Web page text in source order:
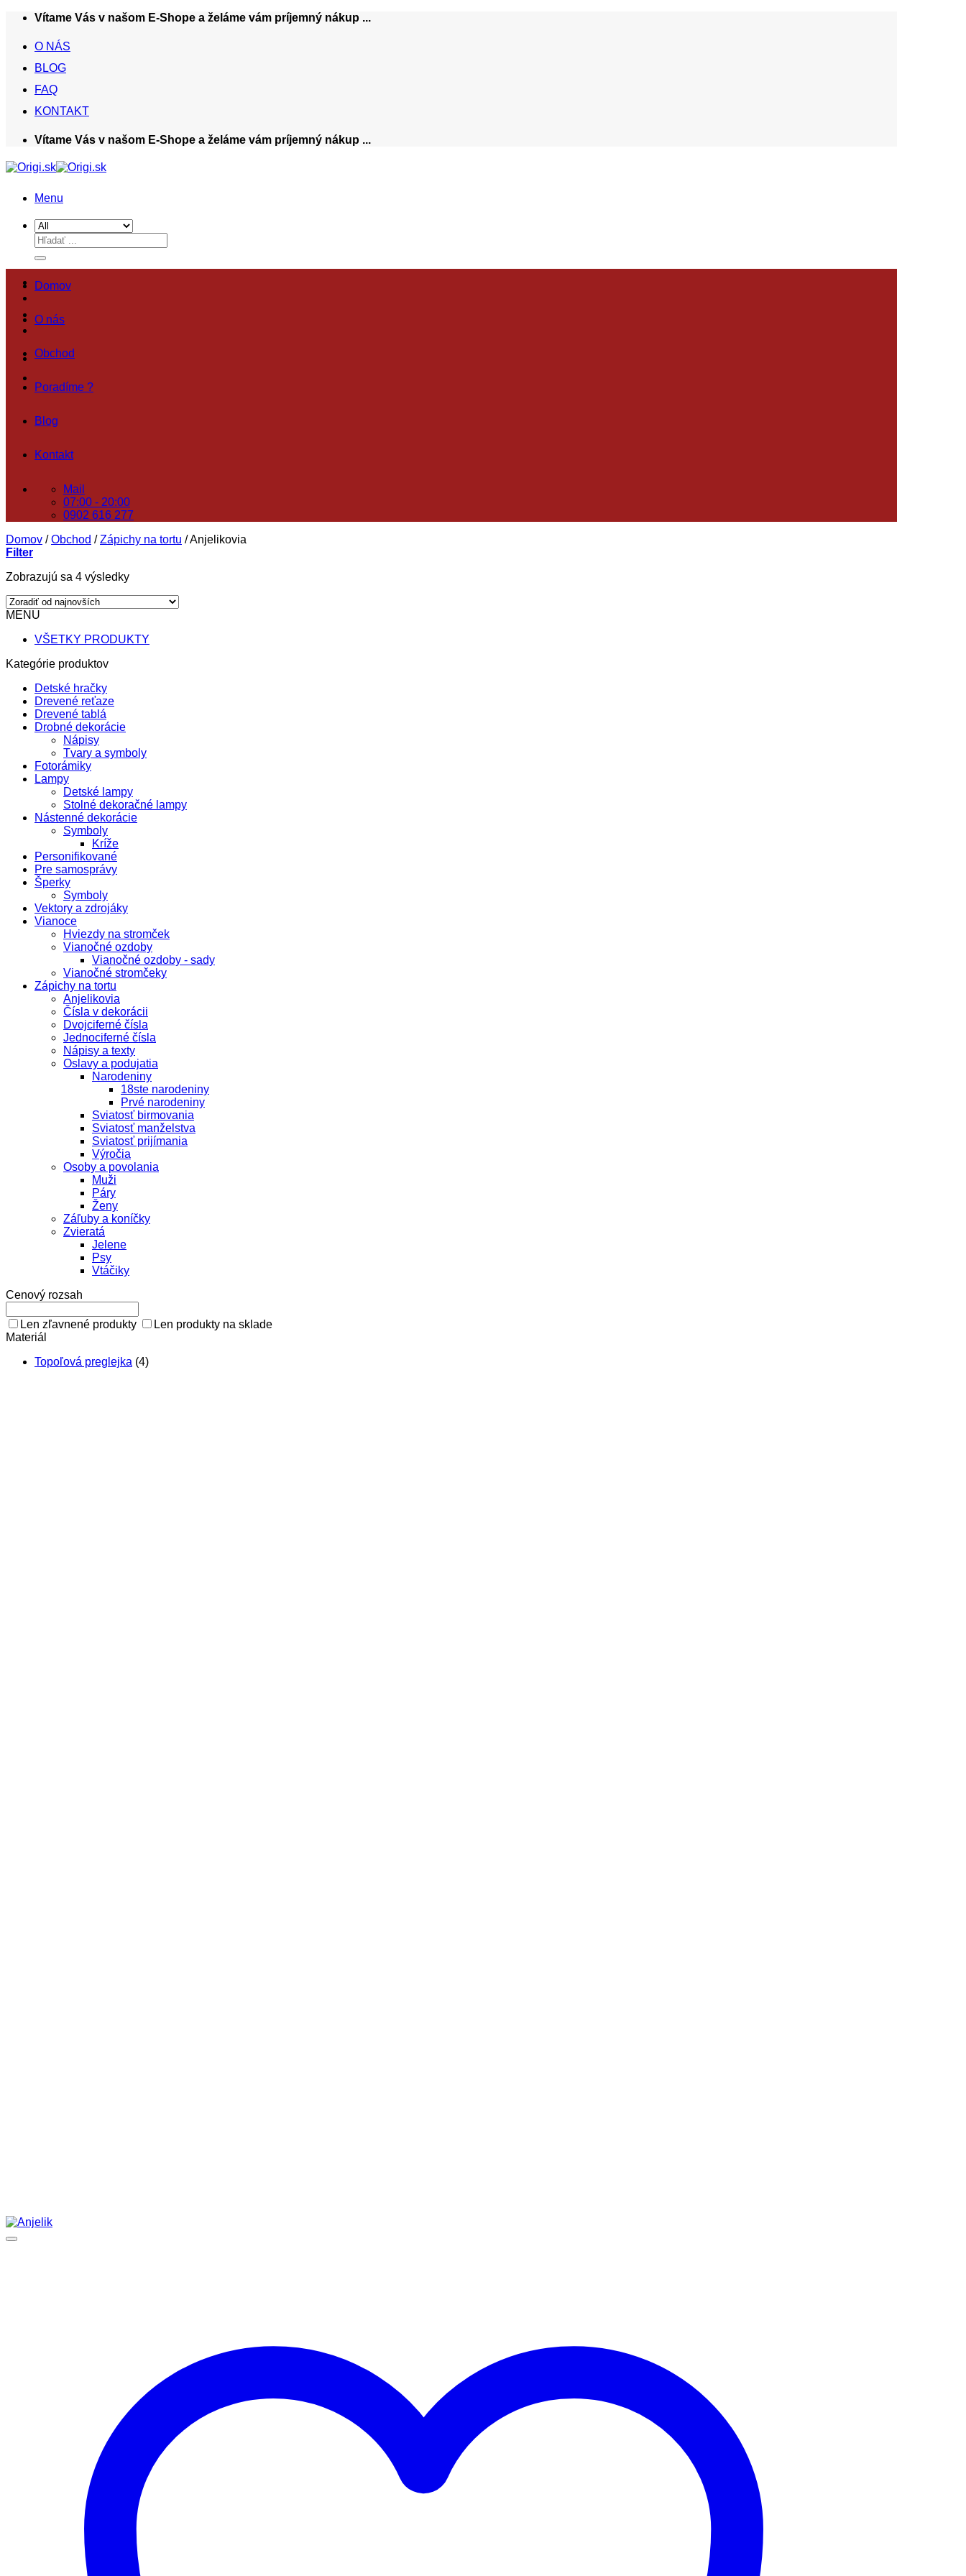
Skip
content
Vítame Vás v našom E-Shope a želáme vám príjemný nákup ...
O NÁS
BLOG
FAQ
KONTAKT
Vítame Vás v našom E-Shope a želáme vám príjemný nákup ...
Menu
Hľadať:
Domov
O nás
Obchod
Poradíme ?
Blog
Kontakt
Mail
07:00 - 20:00
0902 616 277
Domov / Obchod / Zápichy na tortu /Anjelikovia
Filter
Zobrazujú sa 4 výsledkyZoradené
najnovších
MENU
VŠETKY PRODUKTY
Kategórie produktov
Detské hračky
Drevené reťaze
Drevené tablá
Drobné dekorácie
Nápisy
Tvary a symboly
Fotorámiky
Lampy
Detské lampy
Stolné dekoračné lampy
Nástenné dekorácie
Symboly
Kríže
Personifikované
Pre samosprávy
Šperky
Symboly
Vektory a zdrojáky
Vianoce
Hviezdy na stromček
Vianočné ozdoby
Vianočné ozdoby - sady
Vianočné stromčeky
Zápichy na tortu
Anjelikovia
Čísla v dekorácii
Dvojciferné čísla
Jednociferné čísla
Nápisy a texty
Oslavy a podujatia
Narodeniny
18ste narodeniny
Prvé narodeniny
Sviatosť birmovania
Sviatosť manželstva
Sviatosť prijímania
Výročia
Osoby a povolania
Muži
Páry
Ženy
Záľuby a koníčky
Zvieratá
Jelene
Psy
Vtáčiky
Cenový rozsah
Len zľavnené produkty
Len produkty na sklade
Materiál
Topoľová preglejka (4)